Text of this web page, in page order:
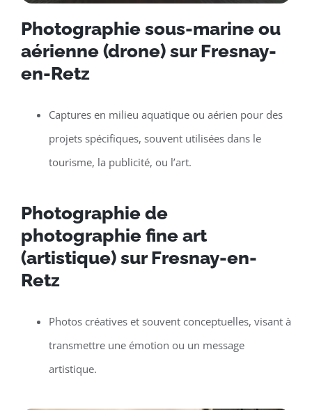
Photographie sous-marine ou
aérienne (drone) sur Fresnay-
en-Retz
Captures en milieu aquatique ou aérien pour des
projets spécifiques, souvent utilisées dans le
tourisme, la publicité, ou l’art.
Photographie de
photographie fine art
(artistique) sur Fresnay-en-
Retz
Photos créatives et souvent conceptuelles, visant à
transmettre une émotion ou un message
artistique.